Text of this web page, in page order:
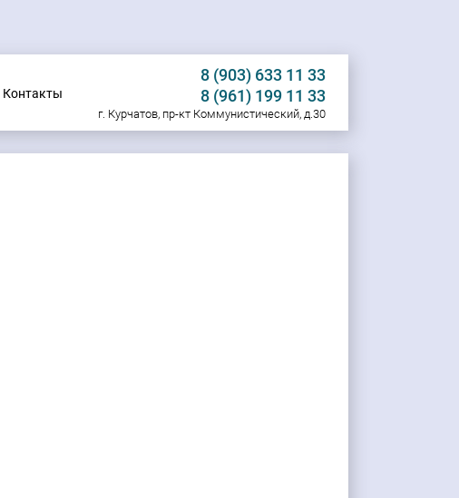
Контакты
8 (903) 633 11 33
8 (961) 199 11 33
г. Курчатов, пр-кт Коммунистический, д.30